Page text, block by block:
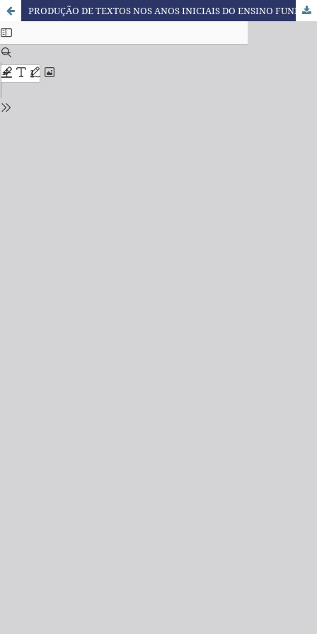
PRODUÇÃO DE TEXTOS NOS ANOS INICIAIS DO ENSINO FUNDAMENTAL POR MEIO DO LÚDICO: ALGUMAS CONTRIBUIÇÕES